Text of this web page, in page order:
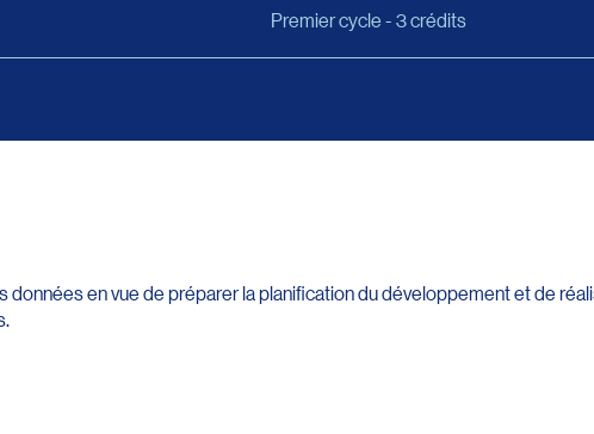
Premier cycle - 3 crédits
en vue de préparer la planification du développement et de